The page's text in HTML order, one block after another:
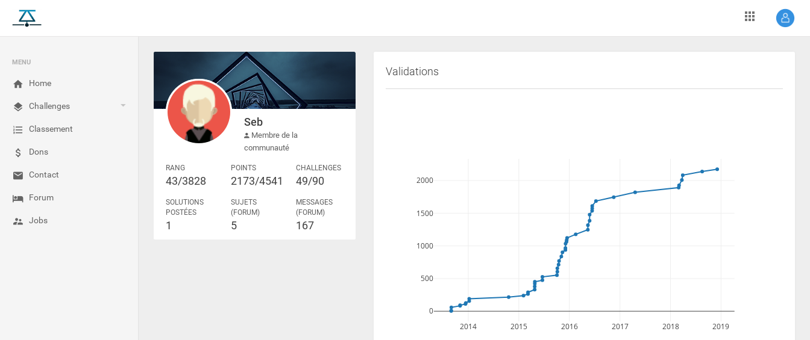
MENU
Home
Challenges
Classement
Dons
Contact
Forum
Jobs
Seb
Membre de la
communauté
RANG
43/3828
POINTS
2173/4541
CHALLENGES
49/90
SOLUTIONS
POSTÉES
1
SUJETS
(FORUM)
5
MESSAGES
(FORUM)
167
Validations
2014 2015 2016 2017 2018 2019
0
500
1000
1500
2000